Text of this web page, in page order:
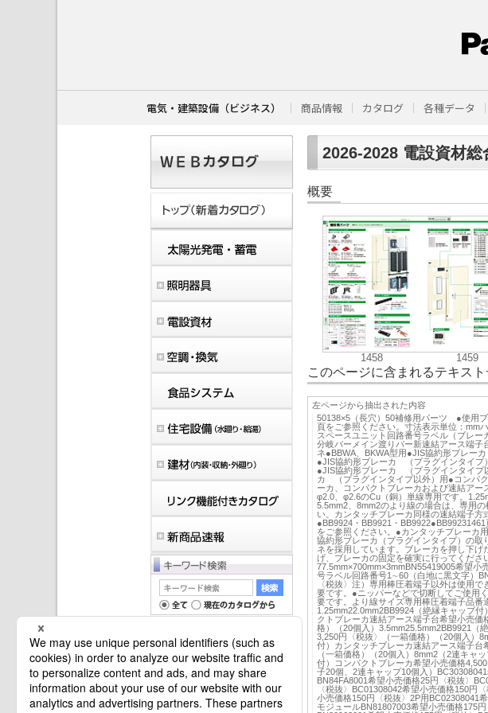
電気・建築設備（ビジネス） 商品情報 カタログ 各種データ
2026-2028 電設資材
概要
1458 1459
このページに含まれるテキス
左ページから抽出された内容
50138×5（長穴）50補修用パーツ ●使用
頁をご参照ください。寸法表示単位：mm
スペースユニット回路番号ラベル（ブレー
分岐バーメイン渡りバー新速結アース端子
ネ●BBWA、BKWA型用●JIS協約形ブレー
●JIS協約形ブレーカ （プラグインタイプ
●JIS協約形ブレーカ （プラグインタイプ
カ （プラグインタイプ以外）用●コンパ
ーカ、コンパクトブレーカおよび速結アー
φ2.0、φ2.6のCu（銅）単線専用です。
5.5mm2、8mm2のより線の場合は、専用
い。カンタッチブレーカ同様の速結端子方
●BB9924・BB9921・
をご参照ください。●カンタッチブレーカ
協約形ブレーカ（プラグインタイプ）の取
ネを採用しています。ブレーカを押し下げ
げ、ブレーカの固定を確実に行ってくださ
77.5mm×700mm×3mmBN55419005希望小
号ラベル回路番号1∼60（白地に黒文字）
〈税抜〉注）専用棒圧着端子以外は使用
要です。●ニッパーなどで切断してご使用
要です。より線サイズ専用棒圧着端子品番
1.25mm22.0mm2BB9924（絶縁キャップ
クトブレーカ速結アース端子台希望小売価
格）（20個入）3.5mm25.5mm2BB9921（
3,250円〈税抜〉（一箱価格）（20個入）
付）カンタッチブレーカ速結アース端子台
（一箱価格）（20個入）8mm2（2連キャ
付）コンパクトブレーカ希望小売価格
子20個、2連キャップ10個入）
BN84FA8001希望小売価格25円〈税抜〉
〈税抜〉BC01308042希望小売価格150円
小売価格150円〈税抜〉2P用BC02308041
モジュールBN81807003希望小売価格175
マイバインダーは空です。